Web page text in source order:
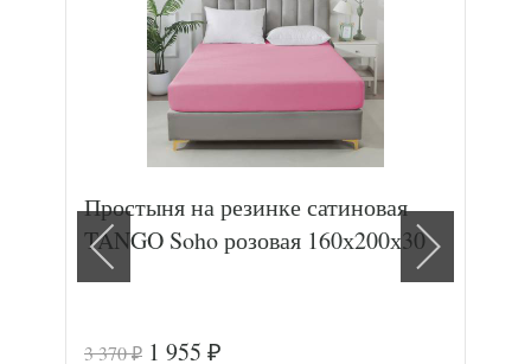
Простыня на резинке сатиновая
TANGO Soho розовая 160х200х30
3 370₽ 1 955 ₽